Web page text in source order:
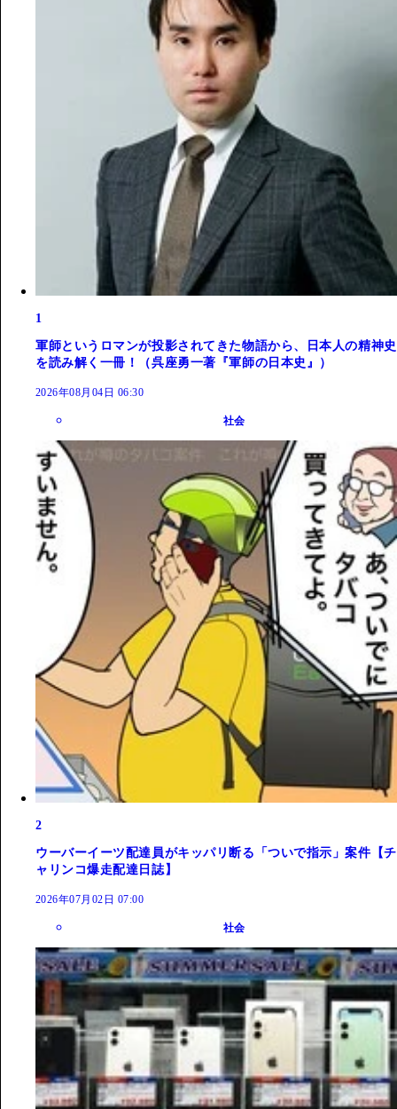
1
軍師というロマンが投影されてきた物語から、日本人の精神史
を読み解く一冊！（呉座勇一著『軍師の日本史』）
2026年08月04日 06:30
社会
2
ウーバーイーツ配達員がキッパリ断る「ついで指示」案件【チ
ャリンコ爆走配達日誌】
2026年07月02日 07:00
社会